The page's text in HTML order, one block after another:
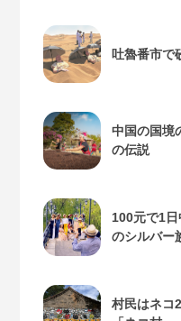
吐魯番市で
中国の国境
の伝説
100元で1
のシルバー
村民はネコ